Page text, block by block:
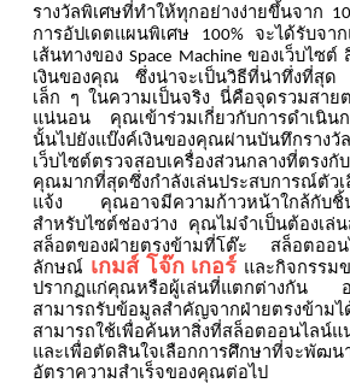
รางวัลพิเศษที่ทำให้ทุกอย่างง่ายขึ้นจาก
การอัปเดตแผนพิเศษ 100% จะได้รับจา
เส้นทางของ Space Machine ของเว็บไซต์
เงินของคุณ
ซึ่งน่าจะเป็นวิธีที่น่าทึ่งที่สุด
เล็ก
ๆ ในความเป็นจริง นี่คือจุดรวมสาย
แน่นอน
คุณเข้าร่วมเกี่ยวกับการดำเนิน
นั้นไปยังแบ๊งค์เงินของคุณผ่านบันทึกรางวัล
เว็บไซต์ตรวจสอบเครื่องส่วนกลางที่ตรงกั
คุณมากที่สุดซึ่งกำลังเล่นประสบการณ์ตัวเ
แจ้ง
คุณอาจมีความก้าวหน้าใกล้กับชิ้
สำหรับไซต์ช่องว่าง
คุณไม่จำเป็นต้องเล่
สล็อตของฝ่ายตรงข้ามที่โต๊ะ
สล็อตออ
ลักษณ์ เกมส์ โจ๊ก เกอร์ และกิจกรรม
ปรากฏแก่คุณหรือผู้เล่นที่แตกต่างกัน
สามารถรับข้อมูลสำคัญจากฝ่ายตรงข้าม
สามารถใช้เพื่อค้นหาสิ่งที่สล็อตออนไลน์
และเพื่อตัดสินใจเลือกการศึกษาที่จะพัฒน
อัตราความสำเร็จของคุณต่อไป